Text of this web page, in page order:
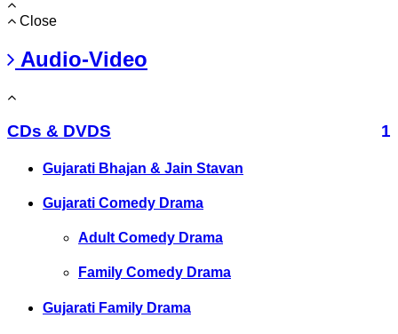
Close
Audio-Video
CDs & DVDS 1
Gujarati Bhajan & Jain Stavan
Gujarati Comedy Drama
Adult Comedy Drama
Family Comedy Drama
Gujarati Family Drama